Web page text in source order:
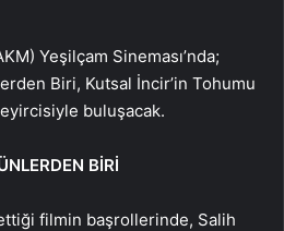
Yeşilçam Sineması’nda;
Biri, Kutsal İncir’in Tohumu
buluşacak.
BİRİ
filmin başrollerinde, Salih